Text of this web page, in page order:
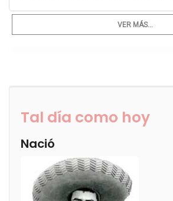
VER MÁS...
Tal día como hoy
Nació